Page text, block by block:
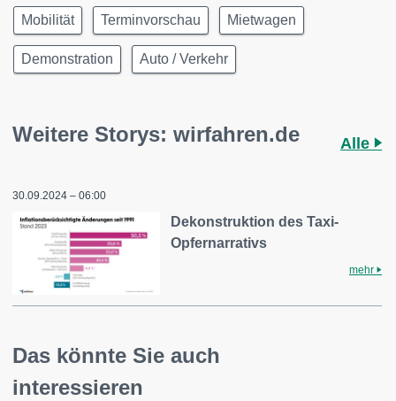
Mobilität Terminvorschau Mietwagen
Demonstration Auto / Verkehr
Weitere Storys: wirfahren.de Alle
30.09.2024 – 06:00
Dekonstruktion des Taxi-
Opfernarrativs
mehr
Das könnte Sie auch
interessieren